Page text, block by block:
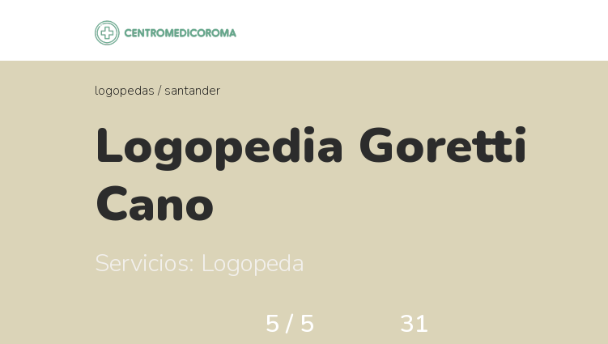
logopedas / santander
Logopedia Goretti
Cano
Servicios: Logopeda
5 / 5
31